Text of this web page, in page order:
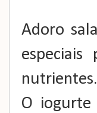
Adoro
nutrientes.
O iogurte